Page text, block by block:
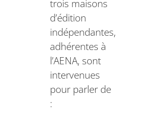
trois maisons
d’édition
indépendantes,
adhérentes à
l’AENA, sont
intervenues
pour parler de
: